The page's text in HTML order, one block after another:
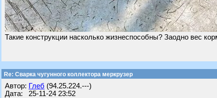
Такие конструкции насколько жизнеспособны? Заодно вес
Re: Сварка чугунного коллектора меркрузер
Автор: Глеб (94.25.224.---)
Дата: 25-11-24 23:52